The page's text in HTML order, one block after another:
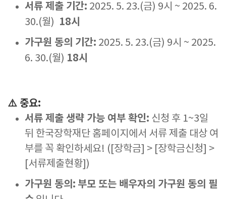
서류 제출 기간: 2025. 5. 23.(금) 9시 ~ 2025. 6.
30.(월) 18시
가구원 동의 기간: 2025. 5. 23.(금) 9시 ~ 2025.
6. 30.(월) 18시
⚠️ 중요:
서류 제출 생략 가능 여부 확인: 신청 후 1~3일
뒤 한국장학재단 홈페이지에서 서류 제출 대상 여
부를 꼭 확인하세요! ([장학금] > [장학금신청] >
[서류제출현황])
가구원 동의: 부모 또는 배우자의 가구원 동의 필